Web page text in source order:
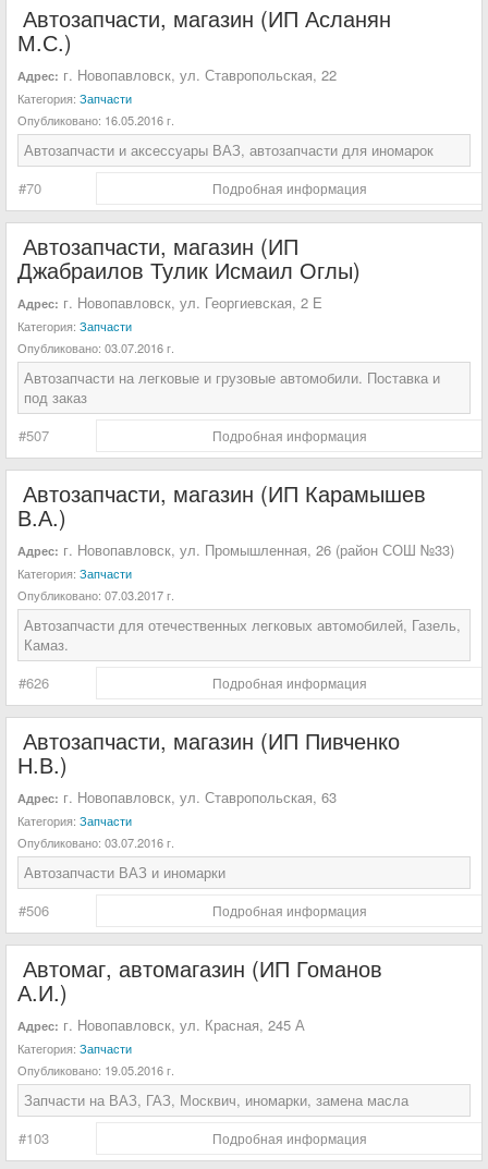
Автозапчасти, магазин (ИП Асланян
М.С.)
#70
Адрес: г. Новопавловск, ул. Ставропольская, 22
Категория: Запчасти
Опубликовано: 16.05.2016 г.
Автозапчасти и аксессуары ВАЗ, автозапчасти для иномарок
Подробная информация
Автозапчасти, магазин (ИП
Джабраилов Тулик Исмаил Оглы)
#507
Адрес: г. Новопавловск, ул. Георгиевская, 2 Е
Категория: Запчасти
Опубликовано: 03.07.2016 г.
Автозапчасти на легковые и грузовые автомобили. Поставка и
под заказ
Подробная информация
Автозапчасти, магазин (ИП Карамышев
В.А.)
#626
Адрес: г. Новопавловск, ул. Промышленная, 26 (район СОШ №33)
Категория: Запчасти
Опубликовано: 07.03.2017 г.
Автозапчасти для отечественных легковых автомобилей, Газель,
Камаз.
Подробная информация
Автозапчасти, магазин (ИП Пивченко
Н.В.)
#506
Адрес: г. Новопавловск, ул. Ставропольская, 63
Категория: Запчасти
Опубликовано: 03.07.2016 г.
Автозапчасти ВАЗ и иномарки
Подробная информация
Автомаг, автомагазин (ИП Гоманов
А.И.)
#103
Адрес: г. Новопавловск, ул. Красная, 245 А
Категория: Запчасти
Опубликовано: 19.05.2016 г.
Запчасти на ВАЗ, ГАЗ, Москвич, иномарки, замена масла
Подробная информация